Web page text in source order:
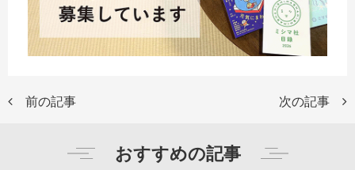
前の記事 次の記事
おすすめの記事